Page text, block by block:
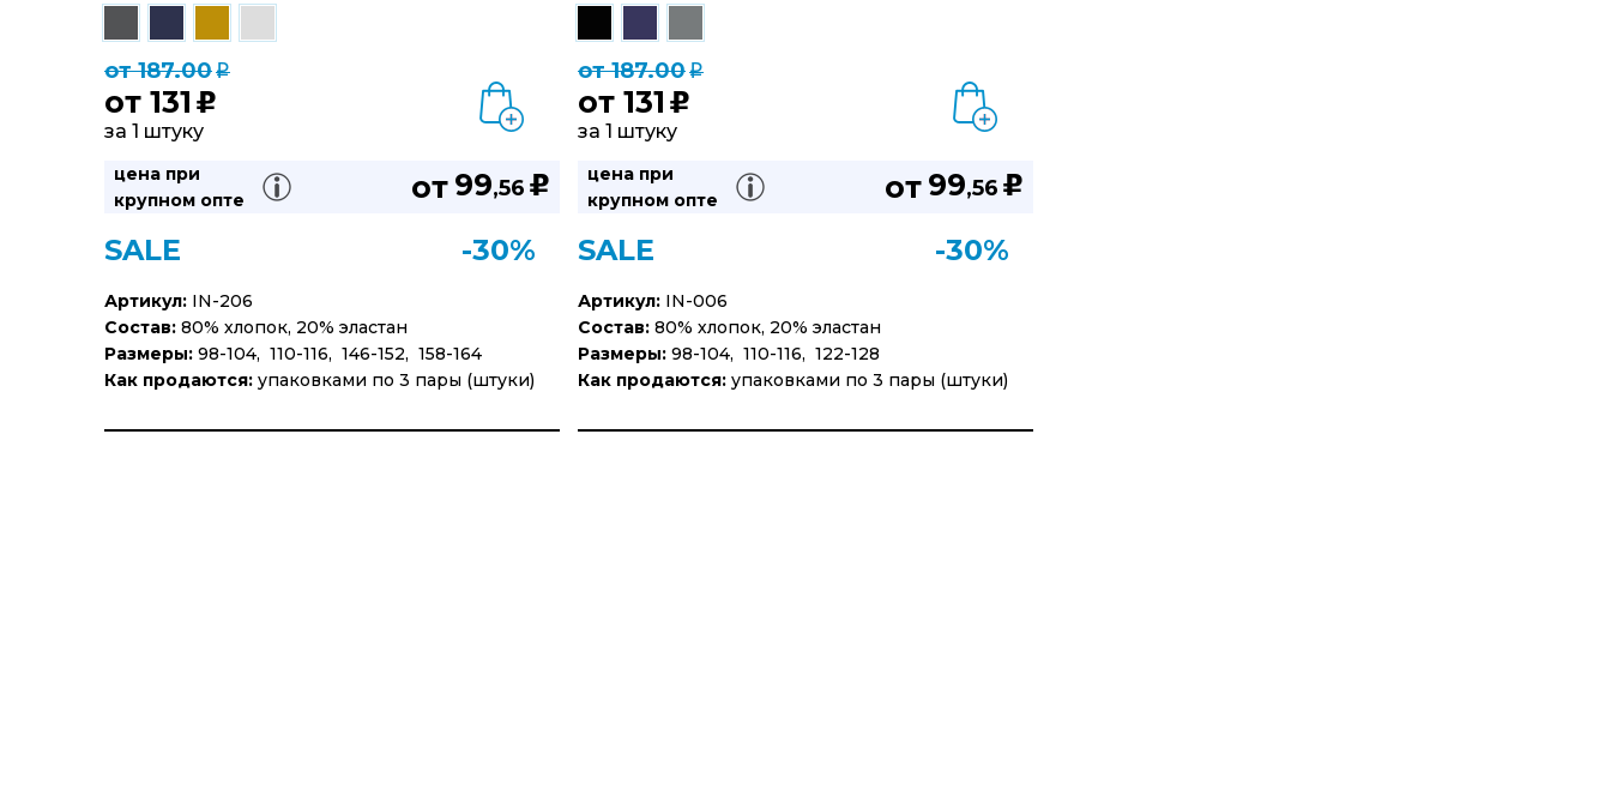
от 187.00q
от 131 u
за 1 штуку
цена при
крупном опте
от 99,56 u
SALE -30%
Артикул: IN-206
Состав: 80% хлопок, 20% эластан
Размеры: 98-104, 110-116, 146-152, 158-164
Как продаются: упаковками по 3 пары (штуки)
от 187.00q
от 131 u
за 1 штуку
цена при
крупном опте
от 99,56 u
SALE -30%
Артикул: IN-006
Состав: 80% хлопок, 20% эластан
Размеры: 98-104, 110-116, 122-128
Как продаются: упаковками по 3 пары (штуки)